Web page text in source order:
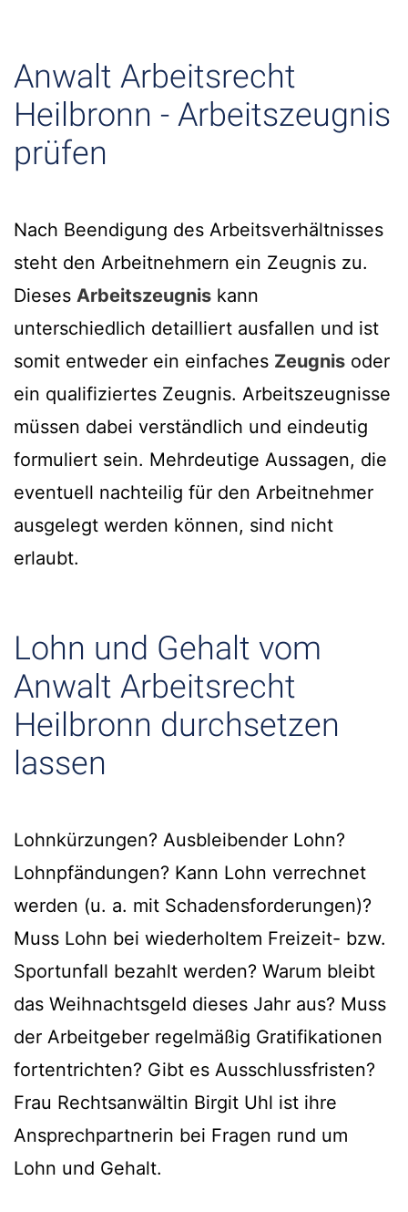
Anwalt Arbeitsrecht
Heilbronn - Arbeitszeugnis
prüfen
Nach Beendigung des Arbeitsverhältnisses
steht den Arbeitnehmern ein Zeugnis zu.
Dieses Arbeitszeugnis kann
unterschiedlich detailliert ausfallen und ist
somit entweder ein einfaches Zeugnis oder
ein qualifiziertes Zeugnis. Arbeitszeugnisse
müssen dabei verständlich und eindeutig
formuliert sein. Mehrdeutige Aussagen, die
eventuell nachteilig für den Arbeitnehmer
ausgelegt werden können, sind nicht
erlaubt.
Lohn und Gehalt vom
Anwalt Arbeitsrecht
Heilbronn durchsetzen
lassen
Lohnkürzungen? Ausbleibender Lohn?
Lohnpfändungen? Kann Lohn verrechnet
werden (u. a. mit Schadensforderungen)?
Muss Lohn bei wiederholtem Freizeit- bzw.
Sportunfall bezahlt werden? Warum bleibt
das Weihnachtsgeld dieses Jahr aus? Muss
der Arbeitgeber regelmäßig Gratifikationen
fortentrichten? Gibt es Ausschlussfristen?
Frau Rechtsanwältin Birgit Uhl ist ihre
Ansprechpartnerin bei Fragen rund um
Lohn und Gehalt.